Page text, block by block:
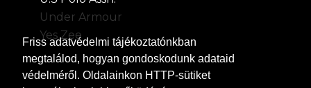
Frissadatvédelmi tájékoztatónkban
megtalálod, hogyan gondoskodunk adataid
védelméről. Oldalainkon HTTP-sütiket
Under Armour
Yes Zee